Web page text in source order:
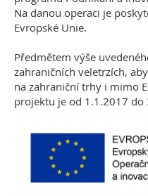
Na danou operaci je
Evropské Unie.
Předmětem výše
zahraničních veletrzích,
na zahraniční trhy i mimo
projektu je od 1.1.2017 do